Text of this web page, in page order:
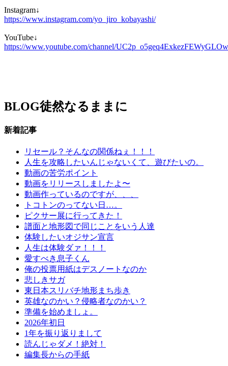
Instagram↓
https://www.instagram.com/yo_jiro_kobayashi/
YouTube↓
https://www.youtube.com/channel/UC2p_o5geq4ExkezFEWyGLOw
BLOG徒然なるままに
新着記事
リセール？そんなの関係ねぇ！！！
人生を攻略したいんじゃないくて、遊びたいの。
動画の苦労ポイント
動画をリリースしましたよ〜
動画作っているのですが、、、
トコトンのってない日…。
ピクサー展に行ってきた！
譜面と地形図で同じことをいう人達
体験したいオジサン宣言
人生は体験ダァ！！！
愛すべき息子くん
俺の投票用紙はデスノートなのか
悲しきサガ
東日本スリバチ地形まち歩き
英雄なのかい？侵略者なのかい？
準備を始めましょ。
2026年初日
1年を振り返りまして
読んじゃダメ！絶対！
編集長からの手紙